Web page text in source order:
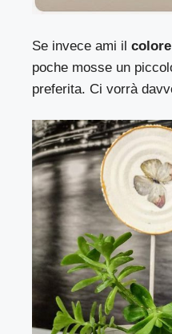
Se invece ami il
poche mosse un
preferita. Ci vorrà